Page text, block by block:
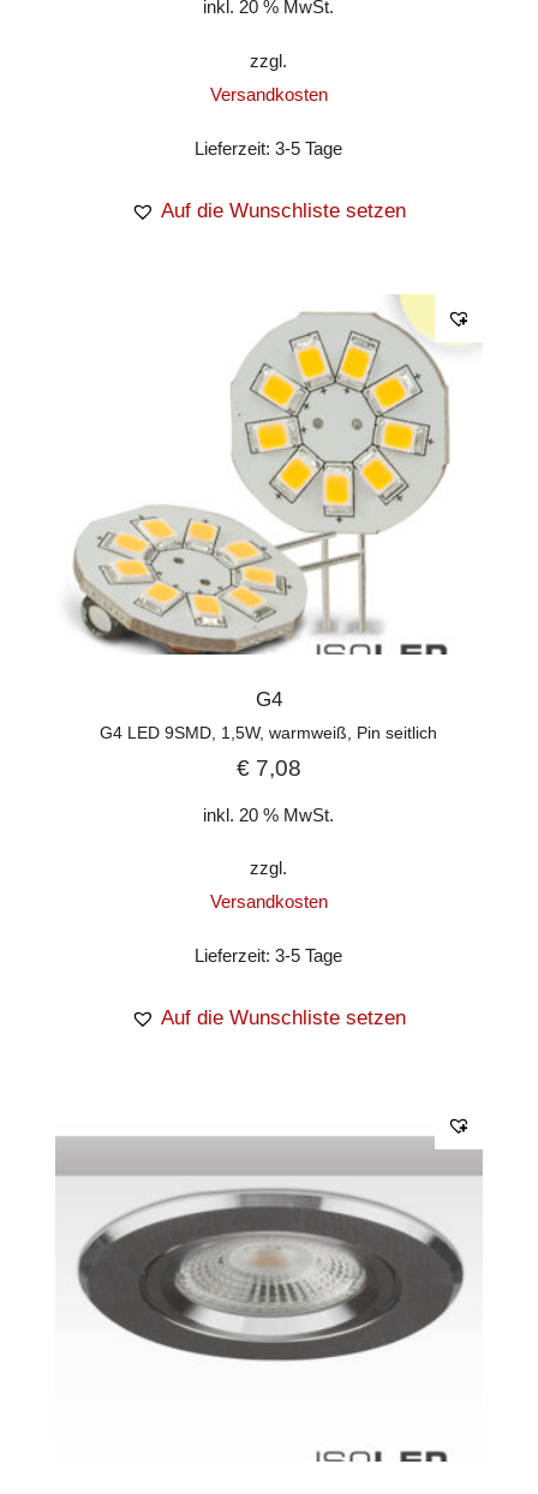
inkl. 20 % MwSt.
zzgl.
Versandkosten
Lieferzeit:3-5 Tage
Auf die Wunschliste setzen
G4
G4 LED 9SMD, 1,5W, warmweiß, Pin seitlich
€7,08
inkl. 20 % MwSt.
zzgl.
Versandkosten
Lieferzeit:3-5 Tage
Auf die Wunschliste setzen